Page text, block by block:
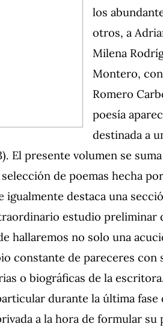
los
otros, a
Milena
Montero,
Romero
poesía
destinada a
El presente volumen se
de poemas hecha
igualmente destaca una
estudio preliminar
hallaremos no solo una
constante de pareceres
o biográficas de la
durante la última fase
a la hora de formular